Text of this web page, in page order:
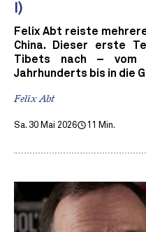
I)
Felix Abt reiste
China. Dieser erste
Tibets nach – vom
Jahrhunderts bis in die
Felix Abt
Sa. 30 Mai 2026 11 Min.